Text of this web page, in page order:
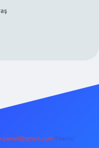
Teams: